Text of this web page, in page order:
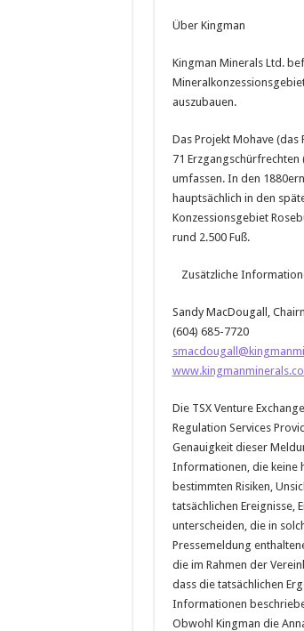
Über Kingman
Kingman Minerals Ltd.
auszubauen.
Das Projekt Mohave (das
71
umfassen. In den
hauptsächlich in den
Konzessionsgebiet
rund 2.500 Fuß.
Zusätzliche
Sandy MacDougall,
(604) 685-7720
Die TSX Venture
Regulation Services
Genauigkeit dieser
Informationen, die keine
bestimmten Risiken,
tatsächlichen Ereignisse,
unterscheiden, die in
Pressemeldung
die im Rahmen der
dass die tatsächlichen
Informationen
Obwohl Kingman die